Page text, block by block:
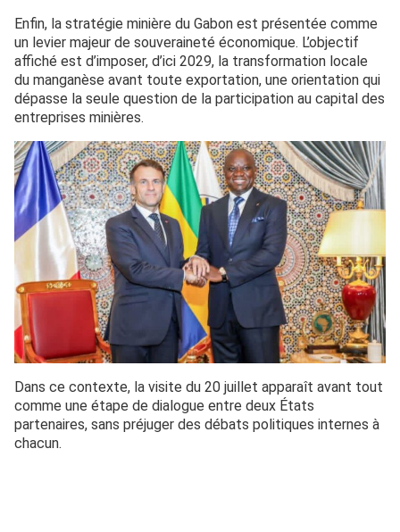
Enfin, la stratégie minière du Gabon est présentée comme
un levier majeur de souveraineté économique. L’objectif
affiché est d’imposer, d’ici 2029, la transformation locale
du manganèse avant toute exportation, une orientation qui
dépasse la seule question de la participation au capital des
entreprises minières.
Dans ce contexte, la visite du 20 juillet apparaît avant tout
comme une étape de dialogue entre deux États
partenaires, sans préjuger des débats politiques internes à
chacun.